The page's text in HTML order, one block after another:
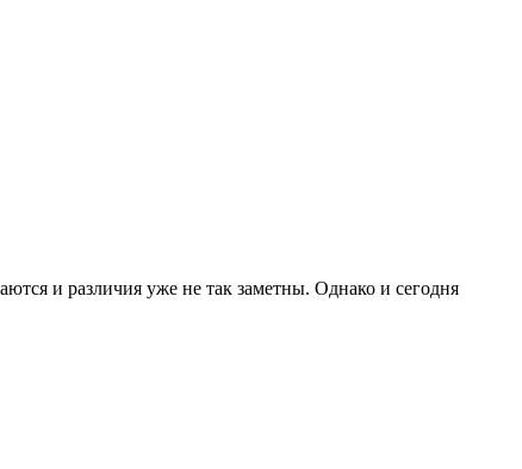
и различия уже не так заметны. Однако и сегодня